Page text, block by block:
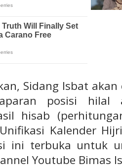
Sidang Isbat
posisi
hisab
Kalender
ini terbuka untuk
Youtube Bimas